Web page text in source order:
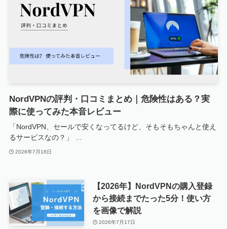
NordVPNの評判・口コミまとめ｜危険性はある？実
際に使ってみた本音レビュー
「NordVPN、セールで安くなってるけど、そもそもちゃんと使え
るサービスなの？」 …
2026年7月18日
【2026年】NordVPNの購入登録
から接続までたった5分！使い方
を画像で解説
2026年7月17日